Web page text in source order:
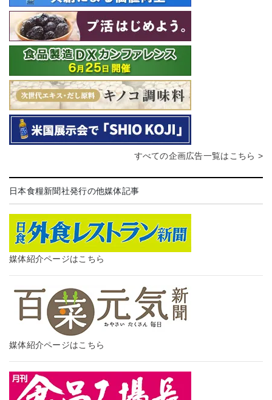
すべての企画広告一覧はこちら >
日本食糧新聞社発行の他媒体記事
媒体紹介ページはこちら
媒体紹介ページはこちら